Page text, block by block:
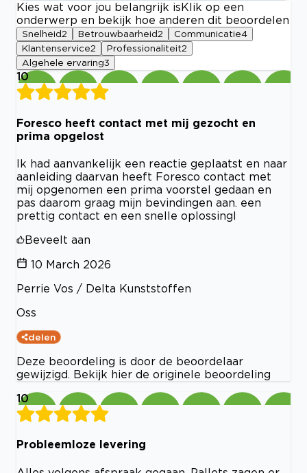
Kies wat voor jou belangrijk is Klik op een
onderwerp en bekijk hoe anderen dit beoordelen
Snelheid2 Betrouwbaarheid2 Communicatie4
Klantenservice2 Professionaliteit2
Algehele ervaring3
10
Foresco heeft contact met mij gezocht en
prima opgelost
Ik had aanvankelijk een reactie geplaatst en naar
aanleiding daarvan heeft Foresco contact met
mij opgenomen een prima voorstel gedaan en
pas daarom graag mijn bevindingen aan. een
prettig contact en een snelle oplossingl
Beveelt aan
10 March 2026
Perrie Vos / Delta Kunststoffen
Oss
delen
Deze beoordeling is door de beoordelaar
gewijzigd. Bekijk hier de originele beoordeling
10
Probleemloze levering